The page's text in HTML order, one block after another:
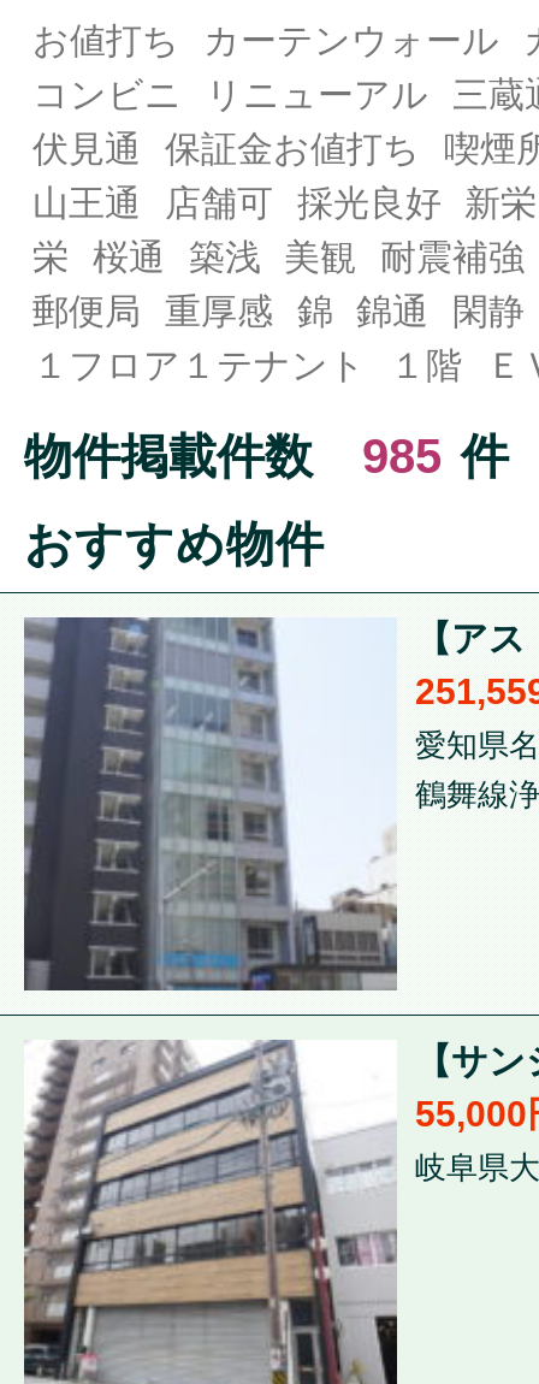
お値打ち カーテンウォール
コンビニ
リニューアル
三蔵
伏見通
保証金お値打ち
喫煙
山王通
店舗可 採光良好
新栄
栄
桜通 築浅 美観
耐震補強
郵便局
重厚感 錦 錦通
閑静
１フロア１テナント
１階 Ｅ
物件掲載件数 985 件
おすすめ物件
【ア
愛知県
鶴舞線
【サ
55,000
岐阜県